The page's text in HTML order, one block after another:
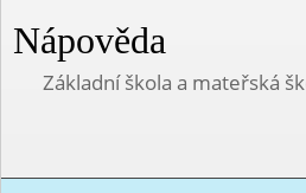
Nápověda
Základní škola a mateřská